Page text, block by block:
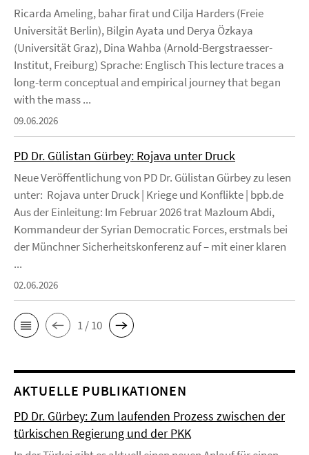
Ricarda Ameling, bahar firat und Cilja Harders (Freie
Universität Berlin), Bilgin Ayata und Derya Özkaya
(Universität Graz), Dina Wahba (Arnold-Bergstraesser-
Institut, Freiburg) Sprache: Englisch This lecture traces a
long-term conceptual and empirical journey that began
with the mass ...
09.06.2026
PD Dr. Gülistan Gürbey: Rojava unter Druck
Neue Veröffentlichung von PD Dr. Gülistan Gürbey zu lesen
unter: Rojava unter Druck | Kriege und Konflikte | bpb.de
Aus der Einleitung: Im Februar 2026 trat Mazloum Abdi,
Kommandeur der Syrian Democratic Forces, erstmals bei
der Münchner Sicherheitskonferenz auf – mit einer klaren
...
02.06.2026
1 / 10
AKTUELLE PUBLIKATIONEN
PD Dr. Gürbey: Zum laufenden Prozess zwischen der
türkischen Regierung und der PKK